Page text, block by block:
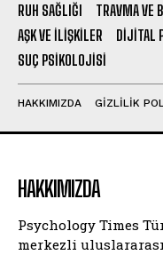
RUH SAĞLIĞI TRAVMA VE
AŞK VE İLIŞKILER
DIJITAL
SUÇ PSIKOLOJISI
HAKKIMIZDA GIZLILIK
HAKKIMIZDA
Psychology Times
merkezli